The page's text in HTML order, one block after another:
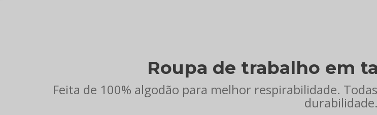
Roupa de trabalho em
Feita de 100% algodão para melhor respirabilidade.
durabilidade.